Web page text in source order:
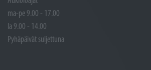
ma-pe 9.00 - 17.00
la 9.00 - 14.00
Pyhäpäivät suljettuna